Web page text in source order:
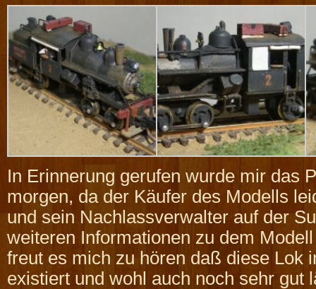
In Erinnerung gerufen wurde mir das
morgen, da der Käufer des Modells
und sein Nachlassverwalter auf der
weiteren Informationen zu dem
freut es mich zu hören daß diese Lok
existiert und wohl auch noch sehr gut